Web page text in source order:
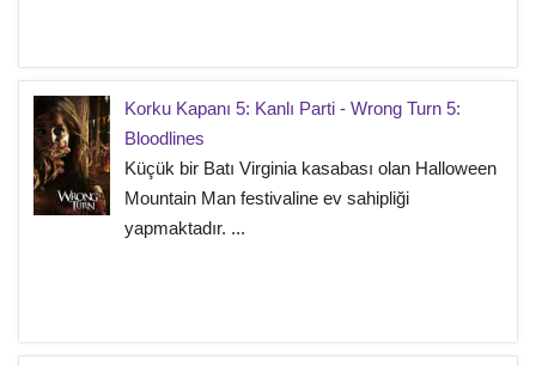
Korku Kapanı 5: Kanlı Parti - Wrong Turn 5:
Bloodlines
Küçük bir Batı Virginia kasabası olan Halloween
Mountain Man festivaline ev sahipliği
yapmaktadır. ...